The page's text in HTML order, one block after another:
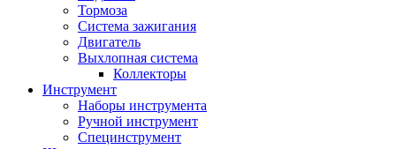
Тормоза
Система зажигания
Двигатель
Выхлопная система
Коллекторы
Инструмент
Наборы инструмента
Ручной инструмент
Специнструмент